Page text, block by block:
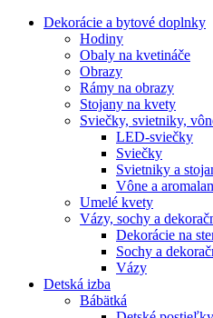
Dekorácie a bytové doplnky
Hodiny
Obaly na kvetináče
Obrazy
Rámy na obrazy
Stojany na kvety
Sviečky, svietniky,
LED-sviečky
Sviečky
Svietniky a
Vône a
Umelé kvety
Vázy, sochy a
Dekorácie na
Sochy a
Vázy
Detská izba
Bábätká